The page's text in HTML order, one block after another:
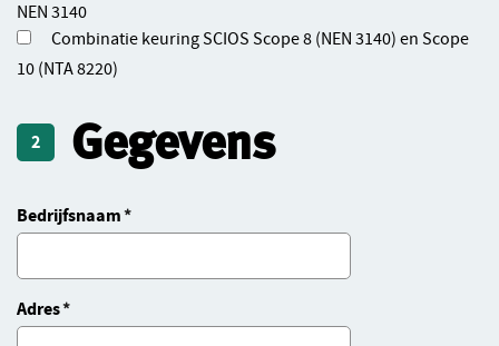
NEN 3140
Combinatie keuring SCIOS Scope 8 (NEN 3140) en Scope
10 (NTA 8220)
2 Gegevens
Bedrijfsnaam
Adres